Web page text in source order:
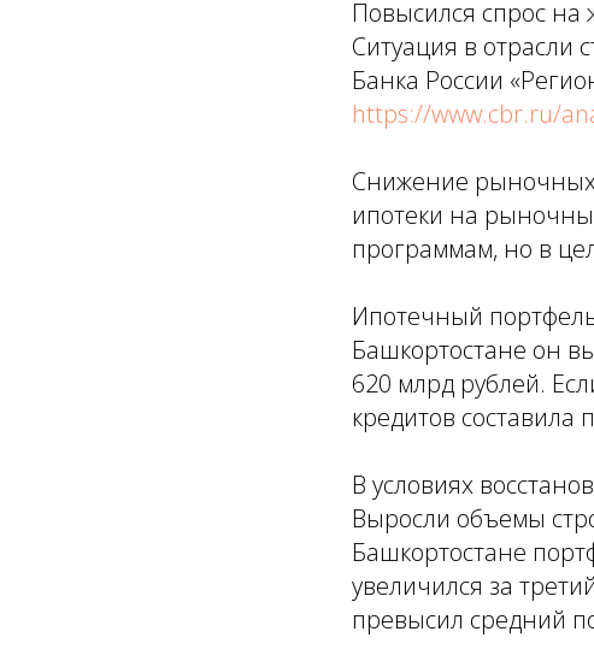
Повысился спрос на
Ситуация в отрасли
Банка России
https://www.cbr.ru/
Снижение рыночных
ипотеки на
программам, но в
Ипотечный
Башкортостане он
620 млрд рублей.
кредитов составила
В условиях
Выросли объемы
Башкортостане
увеличился за
превысил средний